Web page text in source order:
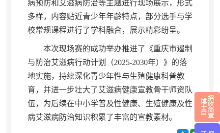
病预防和艾滋病防治等主题进行现场展示，形式
多样， 内容贴近青少年年龄特点，部分选手与学
校常规课程进行了学科融合， 展示精彩纷呈。
本次现场赛的成功举办推进了《重庆市遏制
与防治艾滋病行动计划（2025-2030年）》的落
地实施， 持续深化青少年性与生殖健康科普教
育，并进一步壮大了艾滋病健康宣教骨干师资队
伍， 为后续在中小学普及性健康、生殖健康及性
病艾滋病防治知识积累了丰富的宣教素材。